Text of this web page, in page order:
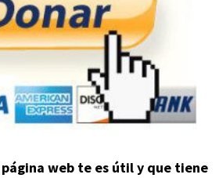
web te es útil y que tiene